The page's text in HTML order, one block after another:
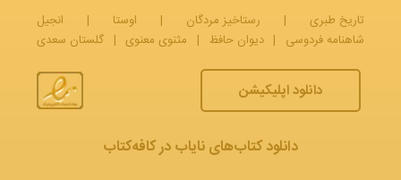
تاریخ طبری | رستاخیز مردگان | اوستا |
انجیل
شاهنامه فردوسی | دیوان حافظ | مثنوی معنوی | گلستان سعدی
دانلود اپلیکیشن
دانلود کتاب‌های نایاب در کافه‌کتاب